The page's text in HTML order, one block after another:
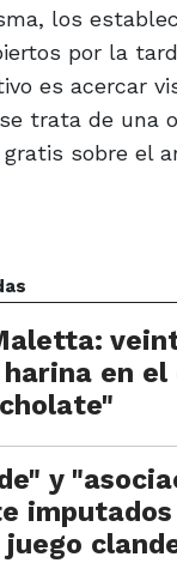
los
por la
es acercar
trata de una
gratis sobre el
en el
y
imputados